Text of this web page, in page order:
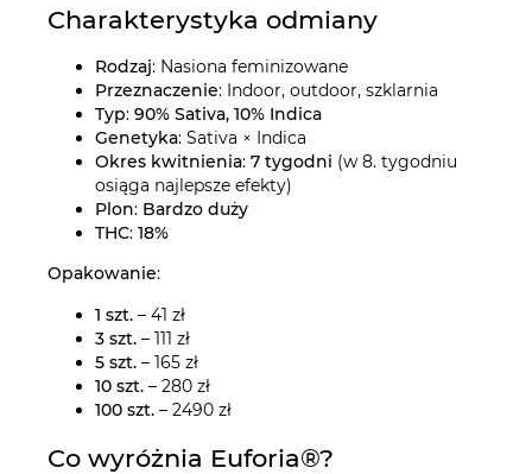
Charakterystyka odmiany
Rodzaj: Nasiona feminizowane
Przeznaczenie: Indoor, outdoor, szklarnia
Typ: 90% Sativa, 10% Indica
Genetyka: Sativa × Indica
Okres kwitnienia: 7 tygodni (w 8. tygodniu
osiąga najlepsze efekty)
Plon: Bardzo duży
THC: 18%
Opakowanie:
1 szt. – 41 zł
3 szt. – 111 zł
5 szt. – 165 zł
10 szt. – 280 zł
100 szt. – 2490 zł
Co wyróżnia Euforia®?